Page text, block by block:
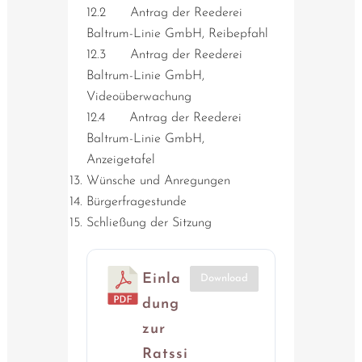
12.2 Antrag der Reederei
Baltrum-Linie GmbH, Reibepfahl
12.3 Antrag der Reederei
Baltrum-Linie GmbH,
Videoüberwachung
12.4 Antrag der Reederei
Baltrum-Linie GmbH,
Anzeigetafel
Wünsche und Anregungen
Bürgerfragestunde
Schließung der Sitzung
Einla
dung
zur
Ratssi
Download